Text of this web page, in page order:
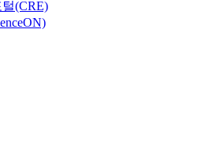
(CRE)